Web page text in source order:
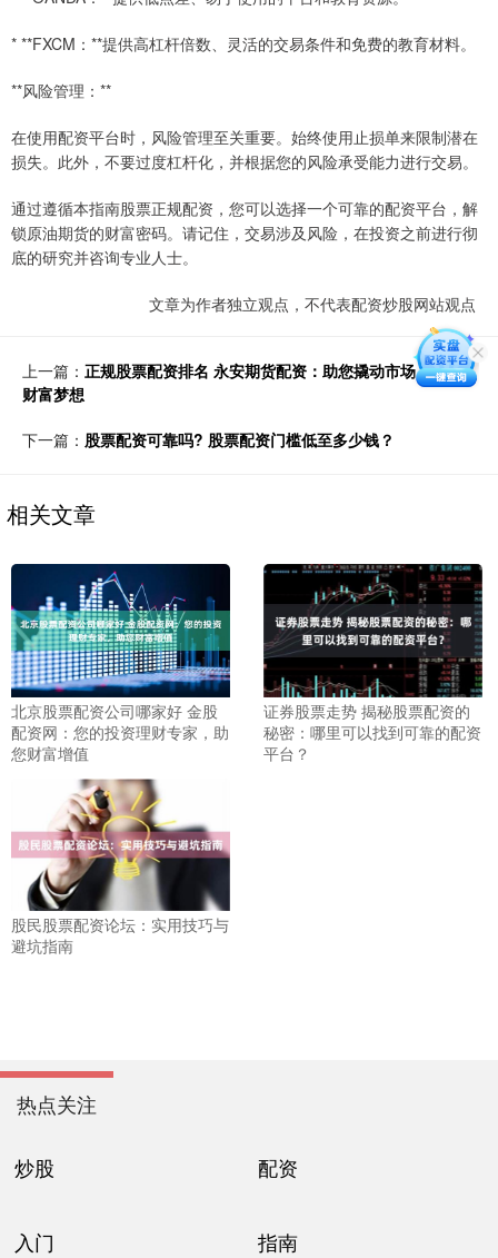
* **FXCM：**提供高杠杆倍数、灵活的交易条件和免费的教育材料。
**风险管理：**
在使用配资平台时，风险管理至关重要。始终使用止损单来限制潜在
损失。此外，不要过度杠杆化，并根据您的风险承受能力进行交易。
通过遵循本指南股票正规配资，您可以选择一个可靠的配资平台，解
锁原油期货的财富密码。请记住，交易涉及风险，在投资之前进行彻
底的研究并咨询专业人士。
文章为作者独立观点，不代表配资炒股网站观点
上一篇： 正规股票配资排名 永安期货配资：助您撬动市场，成就
财富梦想
下一篇： 股票配资可靠吗? 股票配资门槛低至多少钱？
相关文章
北京股票配资公司哪家好 金股
配资网：您的投资理财专家，助
您财富增值
证券股票走势 揭秘股票配资的
秘密：哪里可以找到可靠的配资
平台？
股民股票配资论坛：实用技巧与
避坑指南
热点关注
炒股 配资
入门 指南